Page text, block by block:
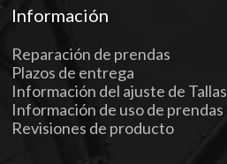
Información
Reparación de prendas
Plazos de entrega
Información del ajuste de Tallas
Información de uso de prendas
Revisiones de producto